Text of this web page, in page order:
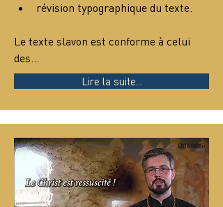
révision typographique du texte.
Le texte slavon est conforme à celui
des…
Lire la suite...